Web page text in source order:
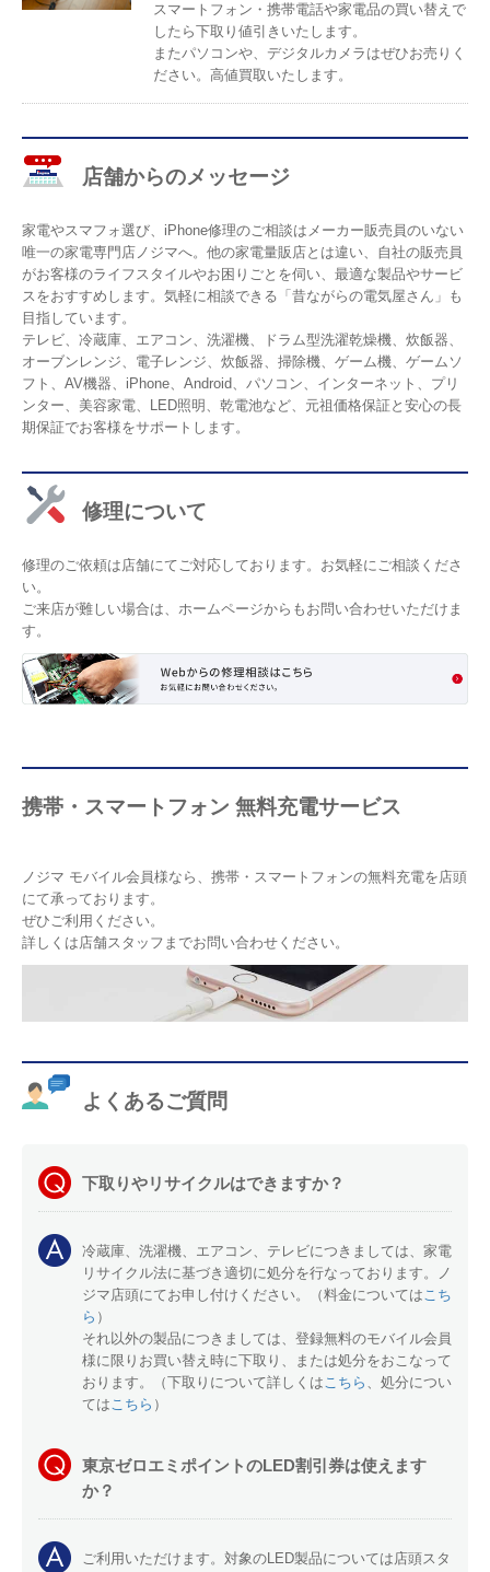
スマートフォン・携帯電話や家電品の買い替えで
したら下取り値引きいたします。
またパソコンや、デジタルカメラはぜひお売りく
ださい。高値買取いたします。
店舗からのメッセージ
家電やスマフォ選び、iPhone修理のご相談はメーカー販売員のいない
唯一の家電専門店ノジマへ。他の家電量販店とは違い、自社の販売員
がお客様のライフスタイルやお困りごとを伺い、最適な製品やサービ
スをおすすめします。気軽に相談できる「昔ながらの電気屋さん」も
目指しています。
テレビ、冷蔵庫、エアコン、洗濯機、ドラム型洗濯乾燥機、炊飯器、
オーブンレンジ、電子レンジ、炊飯器、掃除機、ゲーム機、ゲームソ
フト、AV機器、iPhone、Android、パソコン、インターネット、プリ
ンター、美容家電、LED照明、乾電池など、元祖価格保証と安心の長
期保証でお客様をサポートします。
修理について
修理のご依頼は店舗にてご対応しております。お気軽にご相談くださ
い。
ご来店が難しい場合は、ホームページからもお問い合わせいただけま
す。
携帯・スマートフォン 無料充電サービス
ノジマ モバイル会員様なら、携帯・スマートフォンの無料充電を店頭
にて承っております。
ぜひご利用ください。
詳しくは店舗スタッフまでお問い合わせください。
よくあるご質問
下取りやリサイクルはできますか？
冷蔵庫、洗濯機、エアコン、テレビにつきましては、家電
リサイクル法に基づき適切に処分を行なっております。ノ
ジマ店頭にてお申し付けください。（料金についてはこち
ら ）
それ以外の製品につきましては、登録無料のモバイル会員
様に限りお買い替え時に下取り、または処分をおこなって
おります。（下取りについて詳しくはこちら 、処分につい
てはこちら ）
東京ゼロエミポイントのLED割引券は使えます
か？
ご利用いただけます。対象のLED製品については店頭スタ